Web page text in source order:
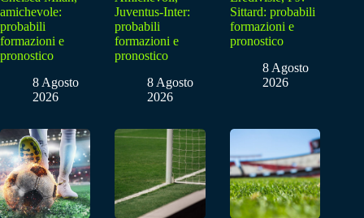
amichevole:
probabili
formazioni e
pronostico
8 Agosto
2026
Juventus-Inter:
probabili
formazioni e
pronostico
8 Agosto
2026
Sittard: probabili
formazioni e
pronostico
8 Agosto
2026